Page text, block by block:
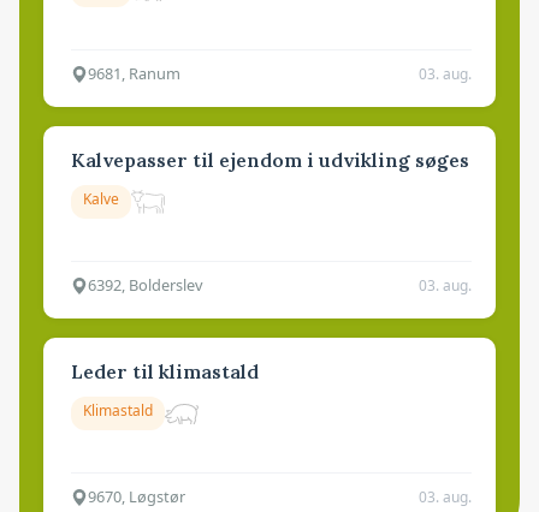
9681, Ranum 03. aug.
Kalvepasser til ejendom i udvikling søges
Kalve
6392, Bolderslev 03. aug.
Leder til klimastald
Klimastald
9670, Løgstør 03. aug.